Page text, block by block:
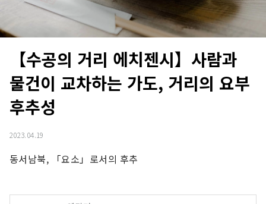
【수공의 거리 에치젠시】사람과
물건이 교차하는 가도, 거리의 요부
후추성
2023.04.19
동서남북, 「요소」로서의 후추